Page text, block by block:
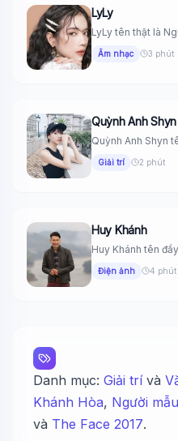
LyLy
LyLy tên thật là
Âm nhạc 3 phút
Quỳnh Anh Shyn
Quỳnh Anh Shyn
Giải trí 2 phút
Huy Khánh
Huy Khánh tên
Điện ảnh 4 phút
Danh mục: Giải trívà
Khánh Hòa, Người
và The Face 2017.